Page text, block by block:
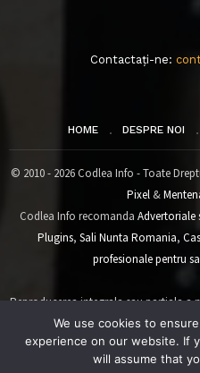
Contactați-ne:
HOME DESPRE NOI
© 2010 - 2026 Codlea Info - Toate
Pixel&
Codlea Info recomanda Advertoriale
Plugins, Sali Nunta Romania,
profesionale pentru
Reproducerea integrala sau partiala a
numai cu
We use cookies to
experience on our website. If
will assume that